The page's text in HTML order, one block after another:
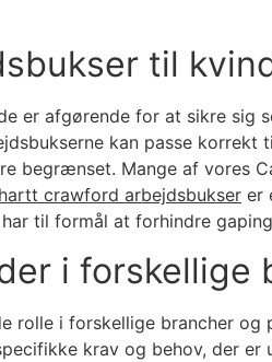
til
er afgørende for at sikre sig
kan passe
begrænset. Mange af vores
crawford arbejdsbukser er
til formål at forhindre
i forskellige
rolle i forskellige brancher
krav og behov, der